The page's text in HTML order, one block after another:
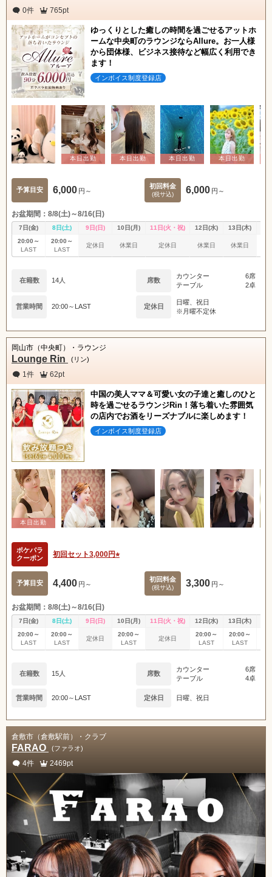
0件 765pt
ゆっくりとした癒しの時間を過ごせるアットホ
ームな中央町のラウンジならAllure。お一人様
から団体様、ビジネス接待など幅広く利用でき
ます！
インボイス制度登録店
予算目安 6,000 円～
初回料金
(税サ込) 6,000 円～
お盆期間：8/8(土)～8/16(日)
7日(金) 8日(土) 9日(日) 10日(月) 11日(火・祝) 12日(水) 13日(木)
20:00～
LAST
20:00～
LAST
定休日 休業日 定休日 休業日 休業日
在籍数 14人 席数
カウンター
6席
テーブル
2卓
営業時間 20:00～LAST 定休日
日曜、祝日
※月曜不定休
岡山市（中央町）・ラウンジ
Lounge Rin (リン)
1件 62pt
中国の美人ママ＆可愛い女の子達と癒しのひと
時を過ごせるラウンジRin！落ち着いた雰囲気
の店内でお酒をリーズナブルに楽しめます！
インボイス制度登録店
ポケパラ
クーポン
初回セット3,000円⭐︎
予算目安 4,400 円～
初回料金
(税サ込) 3,300 円～
お盆期間：8/8(土)～8/16(日)
7日(金) 8日(土) 9日(日) 10日(月) 11日(火・祝) 12日(水) 13日(木)
20:00～
LAST
20:00～
LAST
定休日
20:00～
LAST
定休日
20:00～
LAST
20:00～
LAST
在籍数 15人 席数
カウンター
6席
テーブル
4卓
営業時間 20:00～LAST 定休日 日曜、祝日
倉敷市（倉敷駅前）・クラブ
FARAO (ファラオ)
4件 2469pt